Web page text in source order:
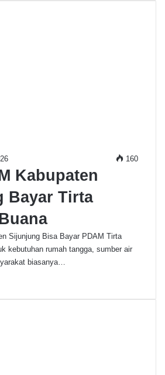
160
Kabupaten
Bayar Tirta
Sijunjung Bisa Bayar PDAM Tirta
kebutuhan rumah tangga, sumber air
biasanya…